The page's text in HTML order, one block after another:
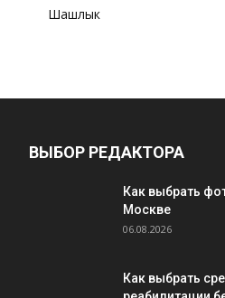
Шашлык
ВЫБОР РЕДАКТОРА
Как выбрать
Москве
06.08.2026
Как выбрать